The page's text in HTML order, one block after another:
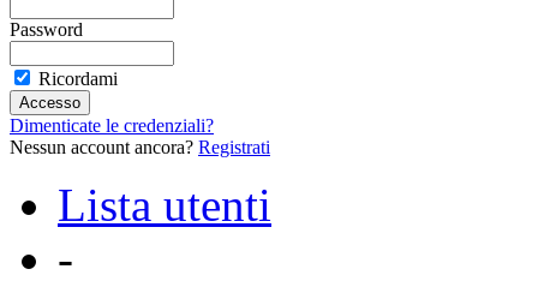
Password
Ricordami
Dimenticate le credenziali?
Nessun account ancora? Registrati
Lista utenti
-